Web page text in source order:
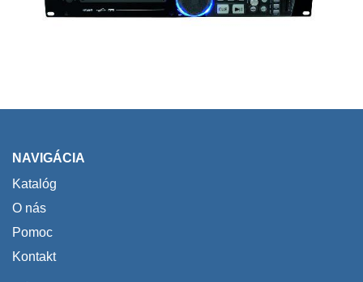
NAVIGÁCIA
Katalóg
O nás
Pomoc
Kontakt